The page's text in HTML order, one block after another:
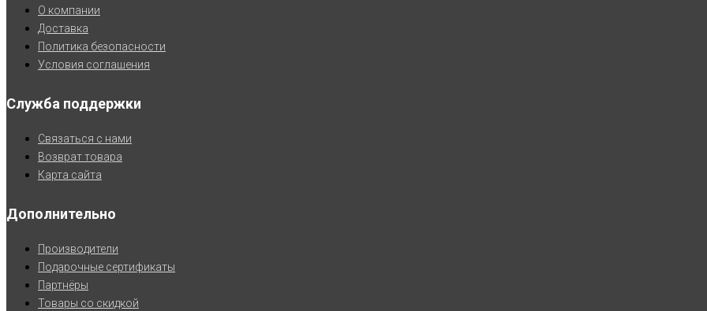
О компании
Доставка
Политика безопасности
Условия соглашения
Служба поддержки
Связаться с нами
Возврат товара
Карта сайта
Дополнительно
Производители
Подарочные сертификаты
Партнёры
Товары со скидкой